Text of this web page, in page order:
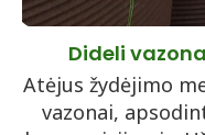
Dideli
Atėjus žydėjimo
vazonai,